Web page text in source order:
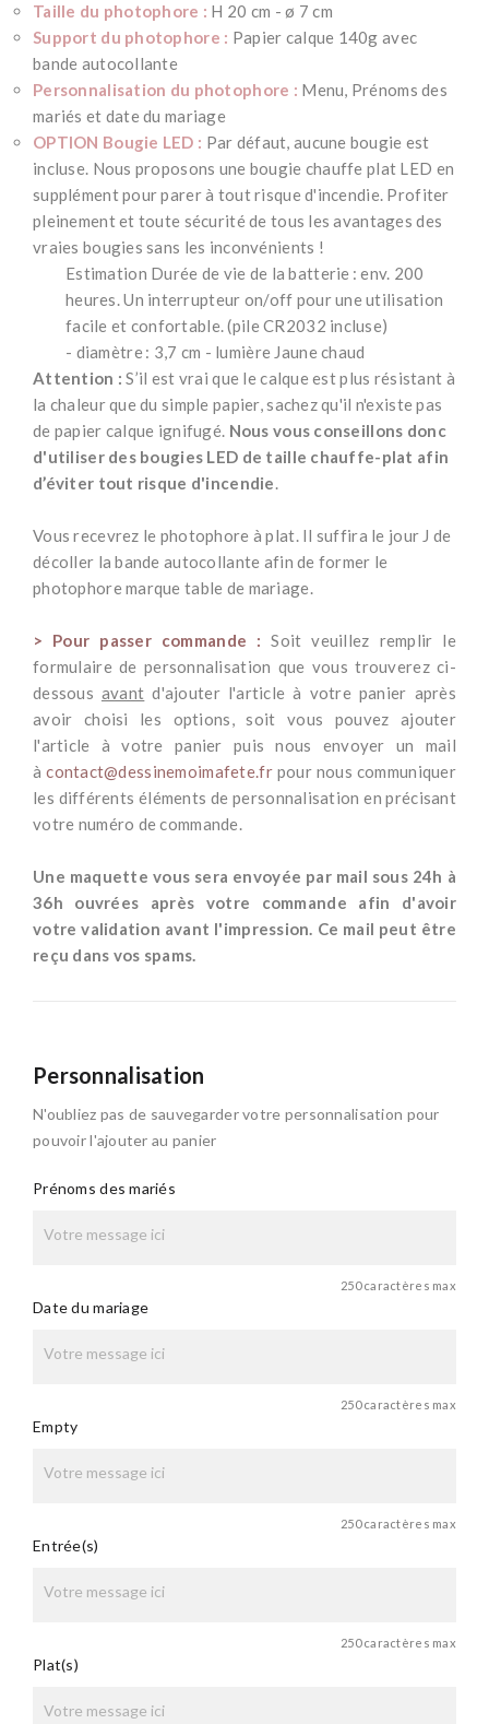
Taille du photophore : H 20 cm - ø 7 cm
Support du photophore : Papier calque 140g avec
bande autocollante
Personnalisation du photophore : Menu, Prénoms des
mariés et date du mariage
OPTION Bougie LED : Par défaut, aucune bougie est
incluse. Nous proposons une bougie chauffe plat LED en
supplément pour parer à tout risque d'incendie. Profiter
pleinement et toute sécurité de tous les avantages des
vraies bougies sans les inconvénients !
Estimation Durée de vie de la batterie : env. 200
heures. Un interrupteur on/off pour une utilisation
facile et confortable. (pile CR2032 incluse)
- diamètre : 3,7 cm - lumière Jaune chaud
Attention : S’il est vrai que le calque est plus résistant à
la chaleur que du simple papier, sachez qu'il n'existe pas
de papier calque ignifugé. Nous vous conseillons donc
d'utiliser des bougies LED de taille chauffe-plat afin
d’éviter tout risque d'incendie.
Vous recevrez le photophore à plat. Il suffira le jour J de
décoller la bande autocollante afin de former le
photophore marque table de mariage.
> Pour passer commande : Soit veuillez remplir le
formulaire de personnalisation que vous trouverez ci-
dessous avant d'ajouter l'article à votre panier après
avoir choisi les options, soit vous pouvez ajouter
l'article à votre panier puis nous envoyer un mail
àcontact@dessinemoimafete.fr pour nous communiquer
les différents éléments de personnalisation en précisant
votre numéro de commande.
Une maquette vous sera envoyée par mail sous 24h à
36h ouvrées après votre commande afin d'avoir
votre validation avant l'impression. Ce mail peut être
reçu dans vos spams.
Personnalisation
N'oubliez pas de sauvegarder votre personnalisation pour
pouvoir l'ajouter au panier
Prénoms des mariés
250 caractères max
Date du mariage
250 caractères max
Empty
250 caractères max
Entrée(s)
250 caractères max
Plat(s)